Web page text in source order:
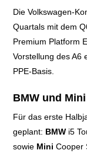
Die Volkswagen-
Quartals mit dem
Premium Platform
Vorstellung des A6
PPE-Basis.
BMW und Mini
Für das erste
geplant: BMW i5
sowie Mini Cooper